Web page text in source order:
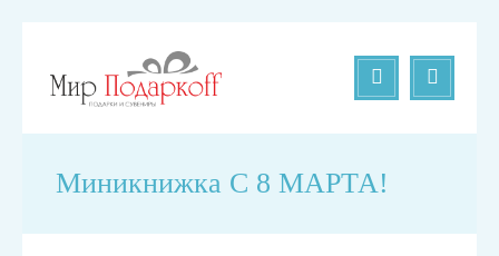
Миникнижка С 8 МАРТА!